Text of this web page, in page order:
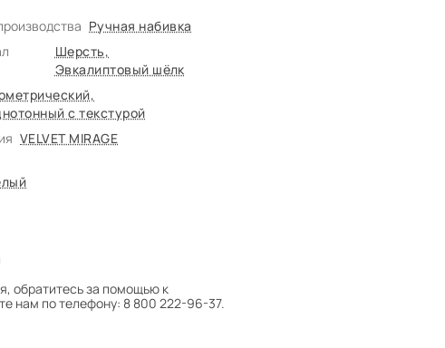
Ручная набивка
Шерсть,
Эвкалиптовый шёлк
,
с текстурой
VELVET MIRAGE
обратитесь за помощью к
нам по телефону: 8 800 222-96-37.